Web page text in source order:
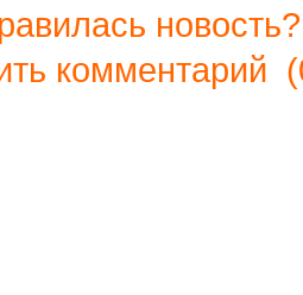
комментарий